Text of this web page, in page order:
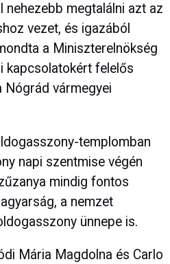
nehezebb megtalálni azt az
vezet, és igazából
a Miniszterelnökség
kapcsolatokért felelős
Nógrád vármegyei
templomban
napi szentmise végén
mindig fontos
a nemzet
ünnepe is.
Mária Magdolna és Carlo